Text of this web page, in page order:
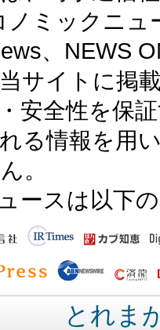
ノミックニ
、NEWS
サイトに掲
安全性を保
る情報を用
。
ースは以下
とれま